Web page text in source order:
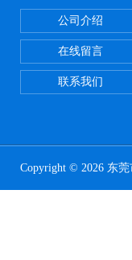
公司介绍
在线留言
联系我们
Copyright © 2026 东